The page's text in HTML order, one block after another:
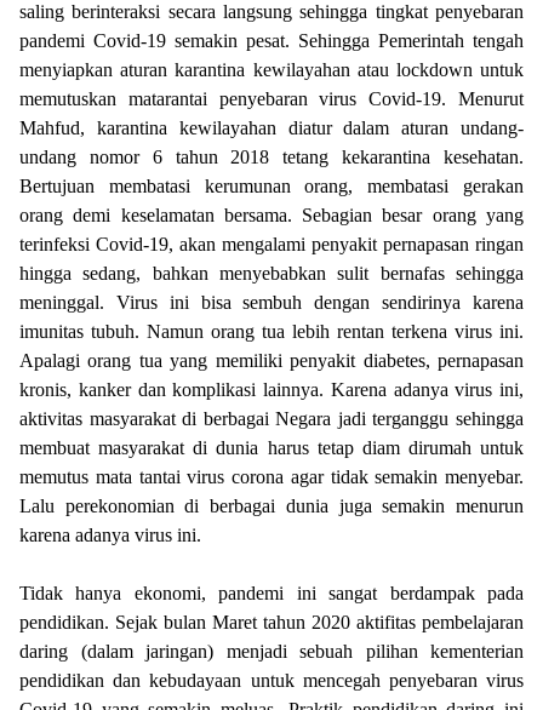
saling berinteraksi secara langsung sehingga tingkat penyebaran
pandemi Covid-19 semakin pesat. Sehingga Pemerintah tengah
menyiapkan aturan karantina kewilayahan atau lockdown untuk
memutuskan matarantai penyebaran virus Covid-19. Menurut
Mahfud, karantina kewilayahan diatur dalam aturan undang-
undang nomor 6 tahun 2018 tetang kekarantina kesehatan.
Bertujuan membatasi kerumunan orang, membatasi gerakan
orang demi keselamatan bersama. Sebagian besar orang yang
terinfeksi Covid-19, akan mengalami penyakit pernapasan ringan
hingga sedang, bahkan menyebabkan sulit bernafas sehingga
meninggal. Virus ini bisa sembuh dengan sendirinya karena
imunitas tubuh. Namun orang tua lebih rentan terkena virus ini.
Apalagi orang tua yang memiliki penyakit diabetes, pernapasan
kronis, kanker dan komplikasi lainnya. Karena adanya virus ini,
aktivitas masyarakat di berbagai Negara jadi terganggu sehingga
membuat masyarakat di dunia harus tetap diam dirumah untuk
memutus mata tantai virus corona agar tidak semakin menyebar.
Lalu perekonomian di berbagai dunia juga semakin menurun
karena adanya virus ini.
Tidak hanya ekonomi, pandemi ini sangat berdampak pada
pendidikan. Sejak bulan Maret tahun 2020 aktifitas pembelajaran
daring (dalam jaringan) menjadi sebuah pilihan kementerian
pendidikan dan kebudayaan untuk mencegah penyebaran virus